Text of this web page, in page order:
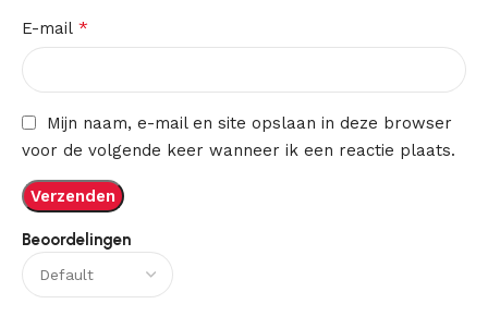
Beoordelingen
E-mail *
Mijn naam, e-mail en site opslaan in deze browser
voor de volgende keer wanneer ik een reactie plaats.